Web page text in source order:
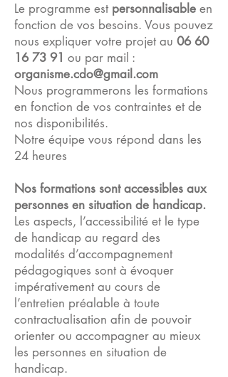
Le programme est personnalisable en
fonction de vos besoins. Vous pouvez
nous expliquer votre projet au 06 60
16 73 91 ou par mail :
organisme.cdo@gmail.com
Nous programmerons les formations
en fonction de vos contraintes et de
nos disponibilités.
Notre équipe vous répond dans les
24 heures
Nos formations sont accessibles aux
personnes en situation de handicap.
Les aspects, l’accessibilité et le type
de handicap au regard des
modalités d’accompagnement
pédagogiques sont à évoquer
impérativement au cours de
l’entretien préalable à toute
contractualisation afin de pouvoir
orienter ou accompagner au mieux
les personnes en situation de
handicap.